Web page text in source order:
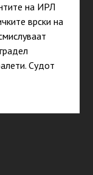
на ИРЛ
врски на
Судот